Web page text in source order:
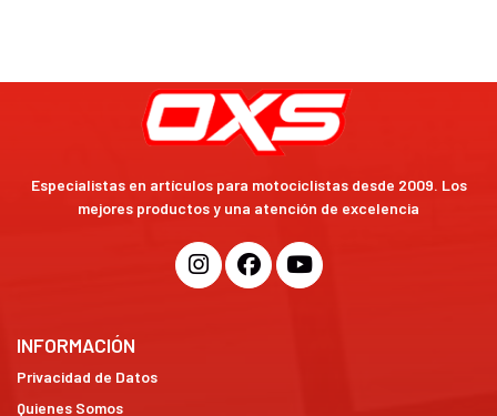
Especialistas en artículos para motociclistas desde 2009. Los
mejores productos y una atención de excelencia
INFORMACIÓN
Privacidad de Datos
Quienes Somos